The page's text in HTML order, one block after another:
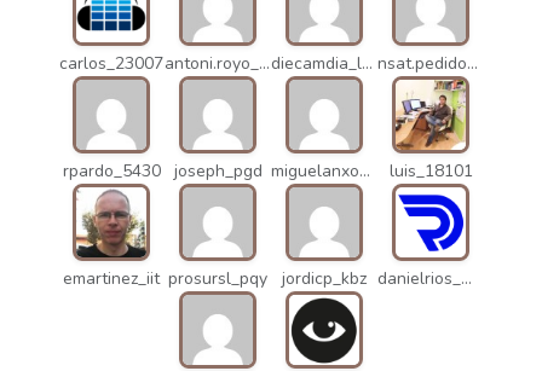
carlos_23007 antoni.royo_10023 diecamdia_l27 nsat.pedidos_1235
rpardo_5430 joseph_pgd miguelanxogomez_21982 luis_18101
emartinez_iit prosursl_pqy jordicp_kbz danielrios_mqb